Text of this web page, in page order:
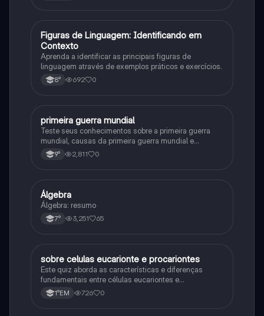
FPortuguês
Figuras de Linguagem: Identificando em
Contexto
Aprenda a identificar as principais figuras de
linguagem através de exemplos práticos e exercícios.
8° 692 0
História
primeira guerra mundial
Teste seus conhecimentos sobre a primeira guerra
mundial, causas da primeira guerra mundial e
consequências da Primeira Guerra Mundial, fases da
primeira guerra mundial
9° 2,811 0
Matematica
Álgebra
Álgebra: resumo
7° 3,251 65
Biologia
sobre celulas eucarionte e procariontes
Este quiz aborda as características e diferenças
fundamentais entre células eucariontes e
procariontes.
1°EM 726 0